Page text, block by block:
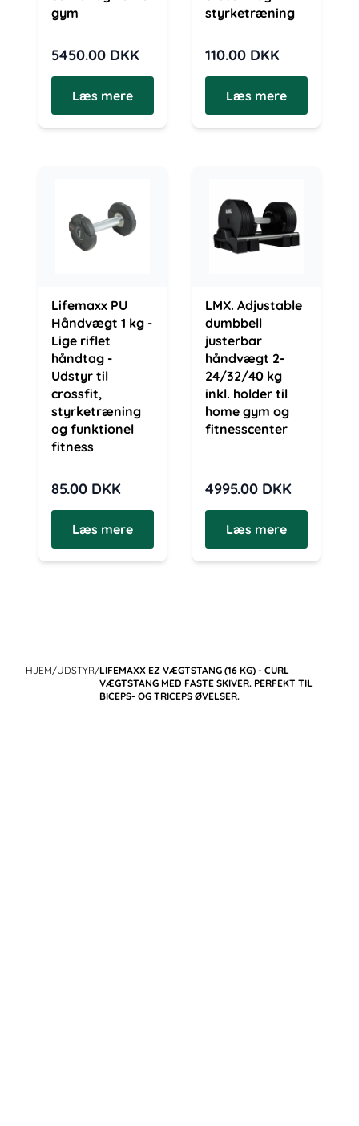
gym
5450.00 DKK
Læs mere
styrketræning
110.00 DKK
Læs mere
Lifemaxx PU
Håndvægt 1 kg -
Lige riflet
håndtag -
Udstyr til
crossfit,
styrketræning
og funktionel
fitness
85.00 DKK
Læs mere
LMX. Adjustable
dumbbell
justerbar
håndvægt 2-
24/32/40 kg
inkl. holder til
home gym og
fitnesscenter
4995.00 DKK
Læs mere
HJEM/UDSTYR/LIFEMAXX EZ VÆGTSTANG (16 KG) - CURL
VÆGTSTANG MED FASTE SKIVER. PERFEKT TIL
BICEPS- OG TRICEPS ØVELSER.